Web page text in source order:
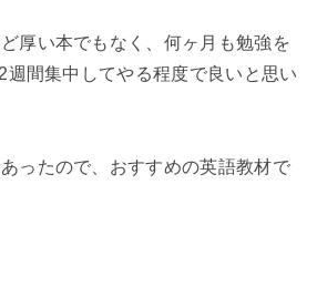
厚い本でもなく、何ヶ月も勉強を
週間集中してやる程度で良いと思い
ったので、おすすめの英語教材で